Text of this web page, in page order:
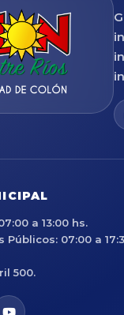
a 13:00 hs.
07:00 a
500.